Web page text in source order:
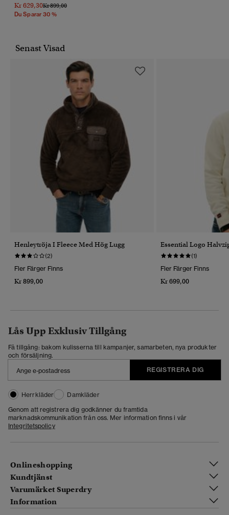
Kr 629,30Pris Reducerat Från
Kr 899,00Till
Du Sparar 30 %
Senast Visad
Henleytröja I Fleece Med Hög Lugg
(2)
Fler Färger Finns
Kr 899,00
Essential Logo
(1)
Fler Färger Finns
Kr 699,00
Lås Upp Exklusiv Tillgång
Få tillgång: bakom kulisserna till kampanjer, samarbeten, nya produkter
och försäljning.
REGISTRERA DIG
Herrkläder
Damkläder
Genom att registrera dig godkänner du framtida
marknadskommunikation från oss. Mer information finns i vår
Integritetspolicy
Onlineshopping
Kundtjänst
Varumärket Superdry
Information